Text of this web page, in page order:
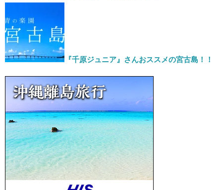
『千原ジュニア』さんおススメの宮古島！！